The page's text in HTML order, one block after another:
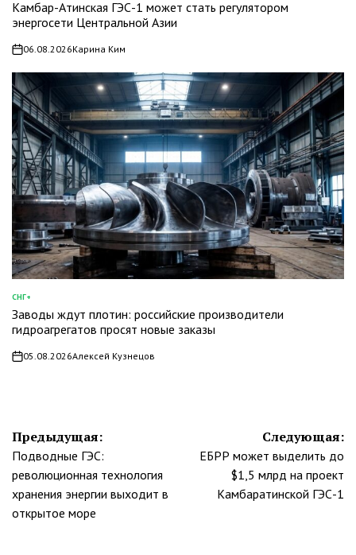
В
Камбар-Атинская ГЭС-1 может стать регулятором
энергосети Центральной Азии
on06.08.2026Карина Ким
ОПУБЛИКОВАНО
В
СНГ+
Заводы ждут плотин: российские производители
гидроагрегатов просят новые заказы
on05.08.2026Алексей Кузнецов
Навигация
по
записям
Предыдущая:
Подводные ГЭС:
революционная технология
хранения энергии выходит в
открытое море
Следующая:
ЕБРР может выделить до
$1,5 млрд на проект
Камбаратинской ГЭС-1